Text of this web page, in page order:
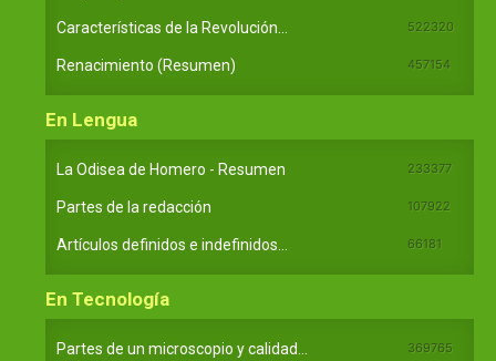
Características de la Revolución... 522320
Renacimiento (Resumen) 457154
En Lengua
La Odisea de Homero - Resumen 233377
Partes de la redacción 107922
Artículos definidos e indefinidos... 66181
En Tecnología
Partes de un microscopio y calidad... 369765